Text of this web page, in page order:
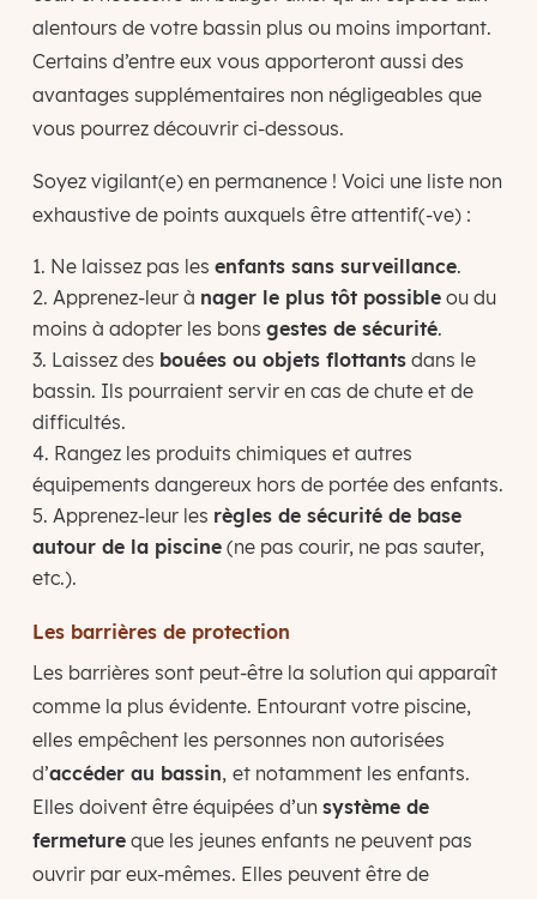
alentours de votre bassin plus ou moins important.
Certains d’entre eux vous apporteront aussi des
avantages supplémentaires non négligeables que
vous pourrez découvrir ci-dessous.
Soyez vigilant(e) en permanence ! Voici une liste non
exhaustive de points auxquels être attentif(-ve) :
Ne laissez pas les enfants sans surveillance.
Apprenez-leur à nager le plus tôt possibleou du
moins à adopter les bons gestes de sécurité.
Laissez des bouées ou objets flottantsdans le
bassin. Ils pourraient servir en cas de chute et de
difficultés.
Rangez les produits chimiques et autres
équipements dangereux hors de portée des enfants.
Apprenez-leur les règles de sécurité de base
autour de la piscine(ne pas courir, ne pas sauter,
etc.).
Les barrières de protection
Les barrières sont peut-être la solution qui apparaît
comme la plus évidente. Entourant votre piscine,
elles empêchent les personnes non autorisées
d’accéder au bassin, et notamment les enfants.
Elles doivent être équipées d’un système de
fermetureque les jeunes enfants ne peuvent pas
ouvrir par eux-mêmes. Elles peuvent être de